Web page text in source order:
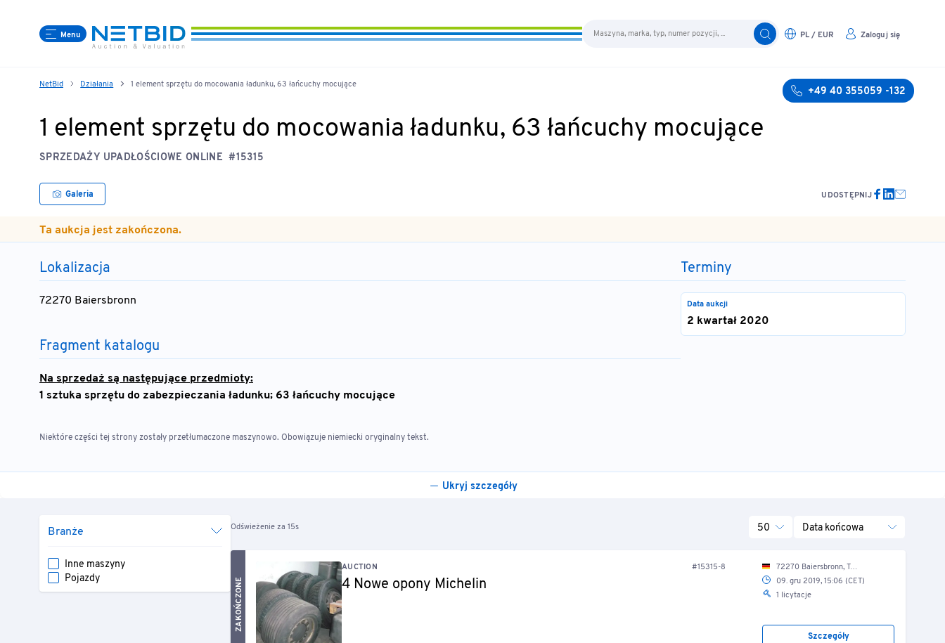
Menu PL / EUR Zaloguj się
NetBid Działania 1 element sprzętu do mocowania ładunku, 63 łańcuchy mocujące
+49 40 355059 -132
1 element sprzętu do mocowania ładunku, 63 łańcuchy mocujące
SPRZEDAŻY UPADŁOŚCIOWE ONLINE #15315
Galeria UDOSTĘPNIJ
Ta aukcja jest zakończona.
Terminy
Data aukcji
2 kwartał 2020
Lokalizacja
72270 Baiersbronn
Fragment katalogu
Na sprzedaż są następujące przedmioty:
1 sztuka sprzętu do zabezpieczania ładunku; 63 łańcuchy mocujące
Niektóre części tej strony zostały przetłumaczone maszynowo. Obowiązuje niemiecki oryginalny tekst.
Ukryj szczegóły
Branże
Inne maszyny
Pojazdy
Odświeżenie za 15s 50 Data końcowa
ZAKOŃCZONE
AUCTION #15315-8
4 Nowe opony Michelin
72270 Baiersbronn, Tonbachstr. 4/ Lkw-Halle
09. gru 2019, 15:06 (CET)
1 licytacje
Szczegóły